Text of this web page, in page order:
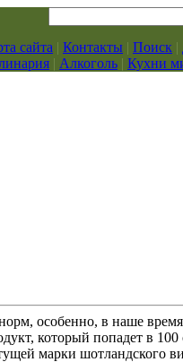
сайта | Контакты | Поиск |
| Алкоголь | Кухни
особенно, в наше
который попадет в
марки шотландского